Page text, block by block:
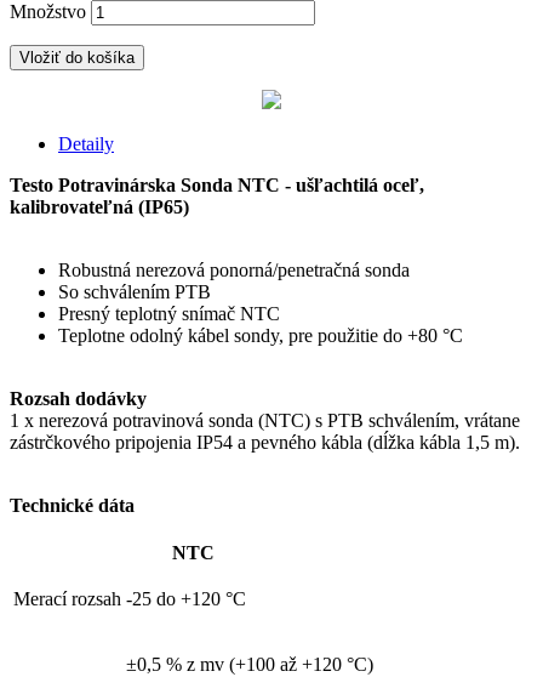
Množstvo
Vložiť do košíka
Detaily
Testo Potravinárska Sonda NTC - ušľachtilá oceľ,
kalibrovateľná (IP65)
Robustná nerezová ponorná/penetračná sonda
So schválením PTB
Presný teplotný snímač NTC
Teplotne odolný kábel sondy, pre použitie do +80 °C
Rozsah dodávky
1 x nerezová potravinová sonda (NTC) s PTB schválením, vrátane
zástrčkového pripojenia IP54 a pevného kábla (dĺžka kábla 1,5 m).
Technické dáta
NTC
Merací rozsah -25 do +120 °C
±0,5 % z mv (+100 až +120 °C)